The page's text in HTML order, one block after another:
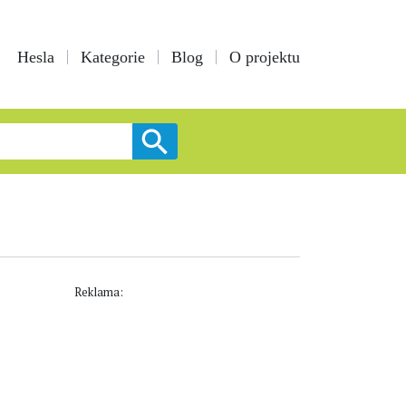
Hesla Kategorie Blog O projektu
Reklama: